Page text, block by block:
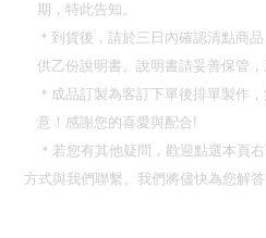
期，特此告知。
＊到貨後，請於三日內確認清點商
供乙份說明書。說明書請妥善保管，
＊成品訂製為客訂下單後排單製作
意！ 感謝您的喜愛與配合!
＊若您有其他疑問，歡迎點選本頁
方式與我們聯繫。我們將儘快為您解答